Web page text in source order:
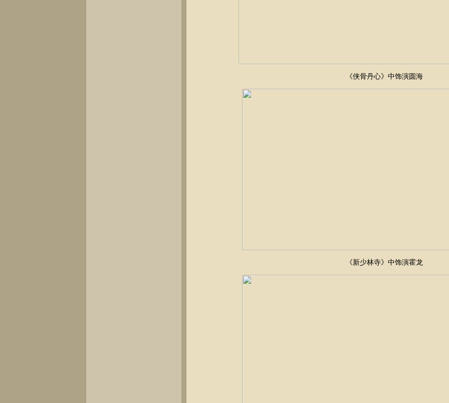
《侠骨丹心》中饰演圆海
《新少林寺》中饰演霍龙